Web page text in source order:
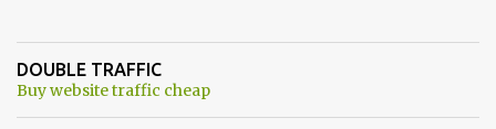
ancora una fantasia Nato o forse una "False Flag", per provocare
una guerra mondiale che difficilmente da menti sane, potrebbe
DOUBLE TRAFFIC
Buy website traffic cheap